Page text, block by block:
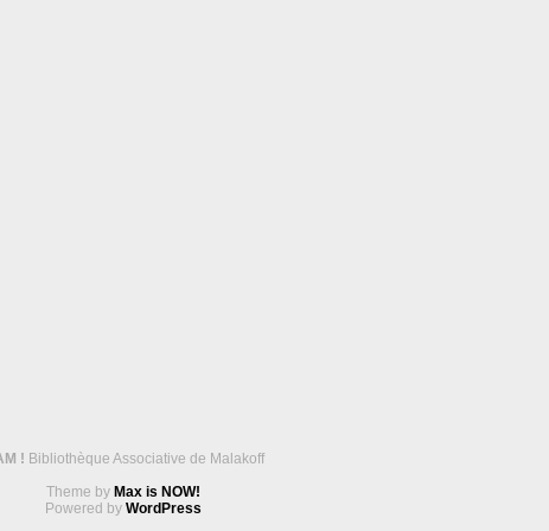
! Bibliothèque Associative de Malakoff
Theme by Max is NOW!
Powered by WordPress